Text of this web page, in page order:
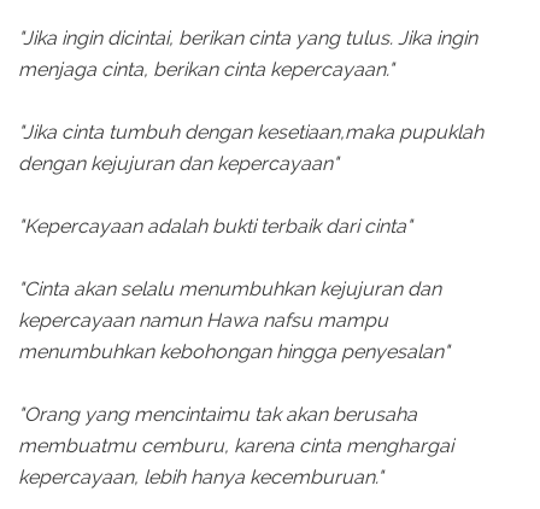
"Jika ingin dicintai, berikan cinta yang tulus. Jika ingin
menjaga cinta, berikan cinta kepercayaan."
"Jika cinta tumbuh dengan kesetiaan,maka pupuklah
dengan kejujuran dan kepercayaan"
"Kepercayaan adalah bukti terbaik dari cinta"
"Cinta akan selalu menumbuhkan kejujuran dan
kepercayaan namun Hawa nafsu mampu
menumbuhkan kebohongan hingga penyesalan"
"Orang yang mencintaimu tak akan berusaha
membuatmu cemburu, karena cinta menghargai
kepercayaan, lebih hanya kecemburuan."